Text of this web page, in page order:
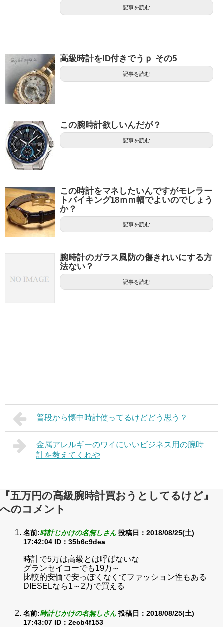
記事を読む
高級時計をID付きでうｐ その5
記事を読む
この腕時計欲しいんだが？
記事を読む
この時計をマネしたいんですがモレラー
トバイキング18ｍｍ幅でよいのでしょう
か？
記事を読む
腕時計のガラス風防の傷きれいにする方
法ない？
記事を読む
普段から懐中時計使ってるけどどう思う？
金属アレルギーのワイにいいビジネス用の腕時
計を教えてくれや
『五万円の高級腕時計買おうとしてるけど』
へのコメント
名前:時計じかけの名無しさん 投稿日：2018/08/25(土)
17:42:04 ID：35b6c9dea
時計で5万は高級とは呼ばないな
グランセイコーでも19万～
比較的安価で安っぽくなくてファッション性もある
DIESELなら1～2万で買える
名前:時計じかけの名無しさん 投稿日：2018/08/25(土)
17:43:07 ID：2ecb4f153